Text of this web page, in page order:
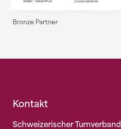
Bronze Partner
Fusszeile
Kontakt
Schweizerischer Turnverband